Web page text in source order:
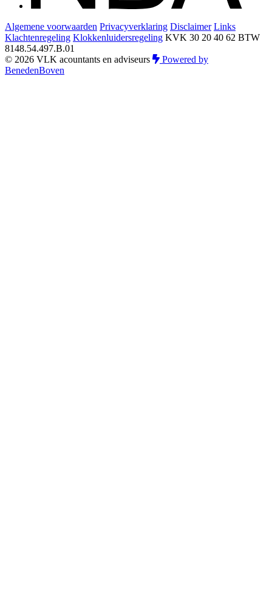
Algemene voorwaarden Privacyverklaring Disclaimer Links
Klachtenregeling Klokkenluidersregeling KVK 30 20 40 62 BTW
8148.54.497.B.01
© 2026 VLK acountants en adviseurs
Powered by
BenedenBoven